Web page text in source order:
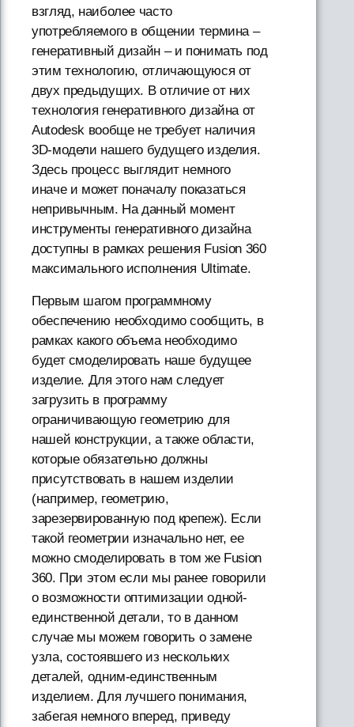
взгляд, наиболее часто
употребляемого в общении термина –
генеративный дизайн – и понимать под
этим технологию, отличающуюся от
двух предыдущих. В отличие от них
технология генеративного дизайна от
Autodesk вообще не требует наличия
3D-модели нашего будущего изделия.
Здесь процесс выглядит немного
иначе и может поначалу показаться
непривычным. На данный момент
инструменты генеративного дизайна
доступны в рамках решения Fusion 360
максимального исполнения Ultimate.
Первым шагом программному
обеспечению необходимо сообщить, в
рамках какого объема необходимо
будет смоделировать наше будущее
изделие. Для этого нам следует
загрузить в программу
ограничивающую геометрию для
нашей конструкции, а также области,
которые обязательно должны
присутствовать в нашем изделии
(например, геометрию,
зарезервированную под крепеж). Если
такой геометрии изначально нет, ее
можно смоделировать в том же Fusion
360. При этом если мы ранее говорили
о возможности оптимизации одной-
единственной детали, то в данном
случае мы можем говорить о замене
узла, состоявшего из нескольких
деталей, одним-единственным
изделием. Для лучшего понимания,
забегая немного вперед, приведу